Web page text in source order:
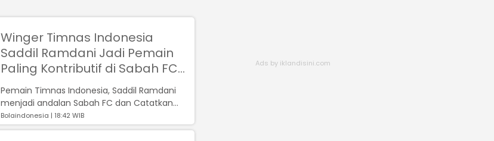
Winger Timnas Indonesia
Saddil Ramdani Jadi Pemain
Paling Kontributif di Sabah FC
Musim ini, Berikut Statistiknya
Pemain Timnas Indonesia, Saddil Ramdani
menjadi andalan Sabah FC dan Catatkan
sebagai pemain paling berkontribusi pada
m...
Bolaindonesia | 18:42 WIB